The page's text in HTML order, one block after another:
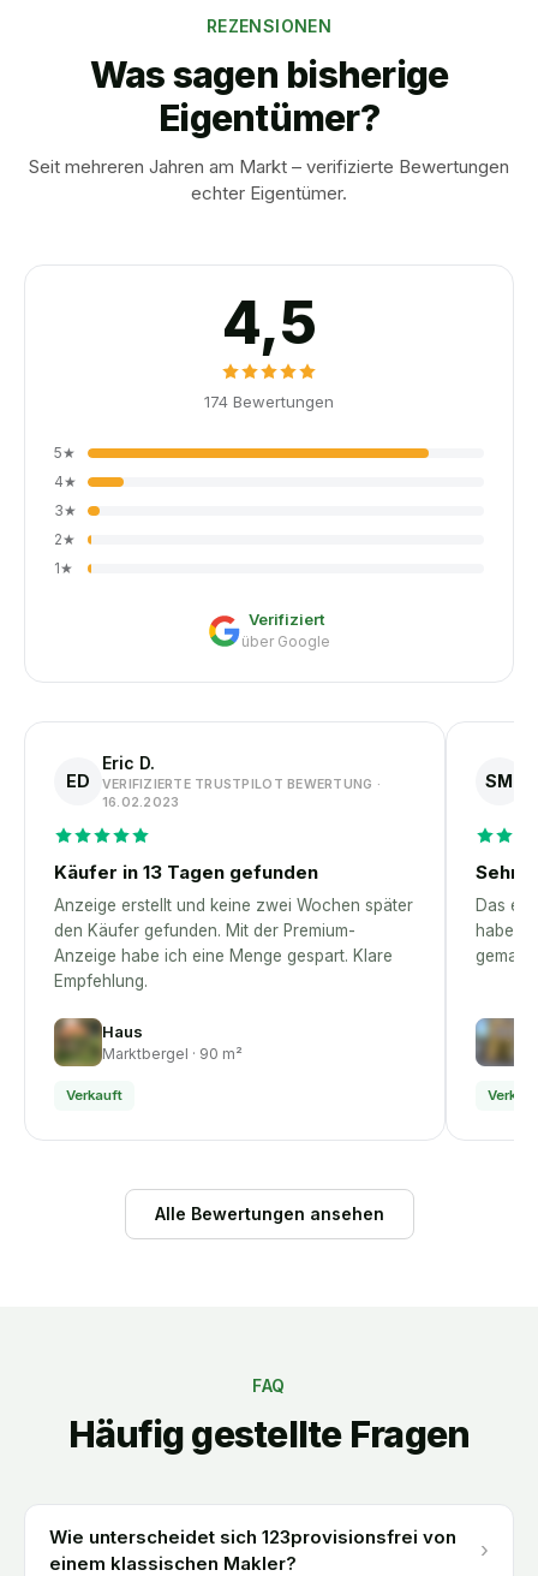
REZENSIONEN
Was sagen bisherige
Eigentümer?
Seit mehreren Jahren am Markt – verifizierte Bewertungen
echter Eigentümer.
4,5
174 Bewertungen
5★
4★
3★
2★
1★
Verifiziert
über Google
ED
Eric D.
VERIFIZIERTE TRUSTPILOT BEWERTUNG ·
16.02.2023
Käufer in 13 Tagen gefunden
Anzeige erstellt und keine zwei Wochen später
den Käufer gefunden. Mit der Premium-
Anzeige habe ich eine Menge gespart. Klare
Empfehlung.
Haus
Marktbergel · 90 m²
Verkauft
SM
Sehr
Das
habe –
Alle Bewertungen ansehen
FAQ
Häufig gestellte Fragen
Wie unterscheidet sich 123provisionsfrei von
einem klassischen Makler?
›